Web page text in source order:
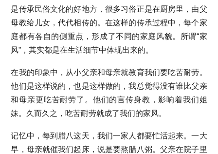
是传承民俗文化的好地方，很多习俗正是在厨房里，由父
母教给儿女，代代相传的。在这样的传承过程中，每个家
庭都有各自的侧重点，形成了不同的家庭风貌。所谓“家
风”，其实都是在生活细节中体现出来的。
在我的印象中，从小父亲和母亲就教育我们要吃苦耐劳。
他们是这样说的，也是这样做的，我总觉得没有谁比父亲
和母亲更吃苦耐劳了。他们的言传身教，影响着我们姐
妹。久而久之，吃苦耐劳就成了我们的家风。
记忆中，每到腊八这天，我们一家人都要忙活起来。一大
早，母亲就催我们起床，说是要熬腊八粥。父亲在院子里